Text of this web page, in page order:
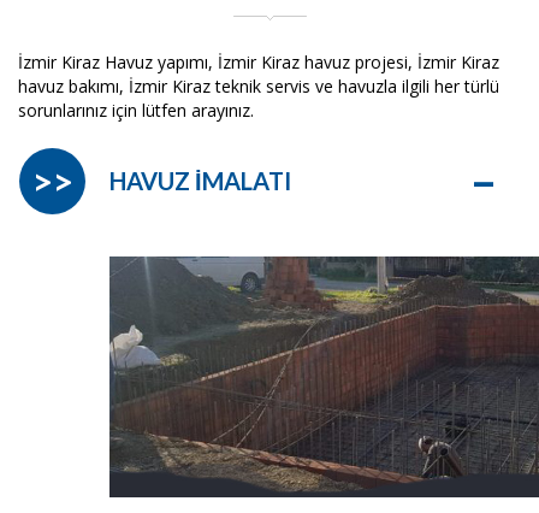
İzmir Kiraz Havuz yapımı, İzmir Kiraz havuz projesi, İzmir Kiraz
havuz bakımı, İzmir Kiraz teknik servis ve havuzla ilgili her türlü
sorunlarınız için lütfen arayınız.
HAVUZ İMALATI –
>>